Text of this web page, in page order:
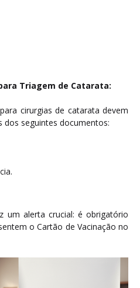
Triagem de Catarata:
cirurgias de catarata devem
seguintes documentos:
um alerta crucial: é obrigatório
o Cartão de Vacinação no